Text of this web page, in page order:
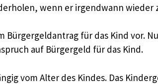
wenn er irgendwann wieder
Bürgergeldantrag für das Kind vor.
auf Bürgergeld für das Kind.
vom Alter des Kindes. Das